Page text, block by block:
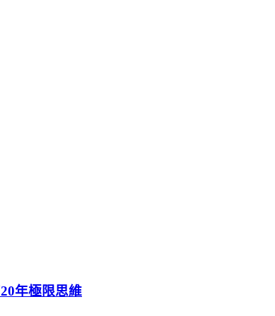
年極限思維